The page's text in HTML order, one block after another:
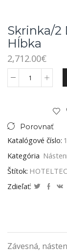
Skrinka/2
Hĺbka
2,712.00€
Porovnať
Katalógové číslo:
Kategória
Štítok: HOTELTEC
Zdieľať:
Závesná,